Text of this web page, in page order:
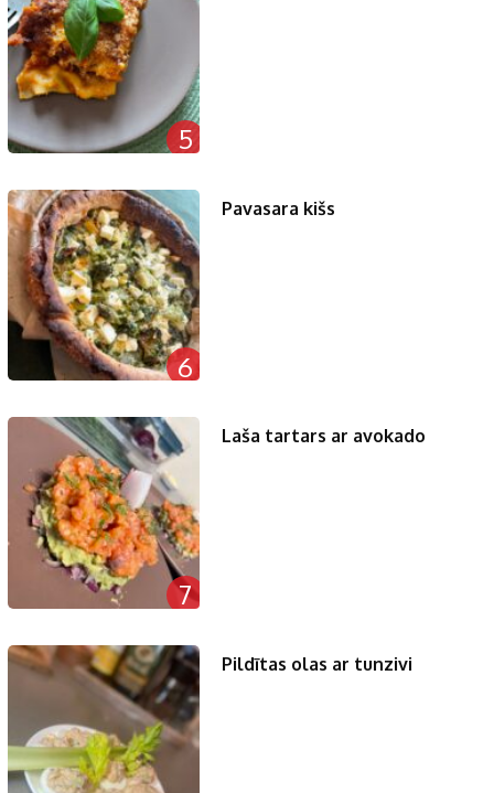
5
6
Pavasara kišs
7
Laša tartars ar avokado
Pildītas olas ar tunzivi